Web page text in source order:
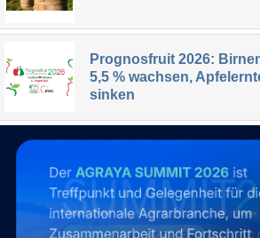
Prognosfruit 2026:
5,5 % wachsen,
sinken